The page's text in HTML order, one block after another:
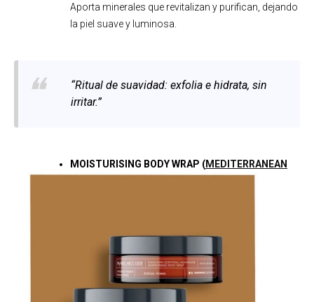
Aporta minerales que revitalizan y purifican, dejando
la piel suave y luminosa.
“Ritual de suavidad: exfolia e hidrata, sin
irritar.”
MOISTURISING BODY WRAP (MEDITERRANEAN